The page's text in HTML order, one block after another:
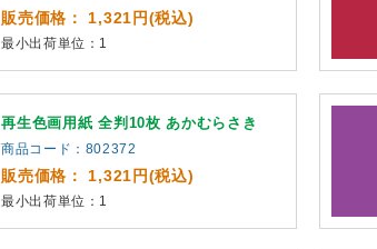
販売価格： 1,321円(税込)
最小出荷単位：1
再生色画用紙 全判10枚 あかむらさき
商品コード：802372
販売価格： 1,321円(税込)
最小出荷単位：1